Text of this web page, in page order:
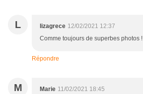
L lizagrece 12/02/2021 12:37
Comme toujours de superbes photos !
Répondre
M Marie 11/02/2021 18:45